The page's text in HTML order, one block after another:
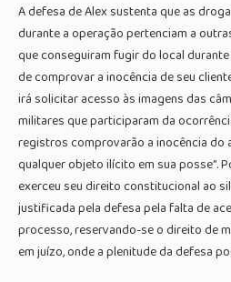
A defesa de Alex sustenta que as
durante a operação pertenciam a
que conseguiram fugir do local
de comprovar a inocência de seu
irá solicitar acesso às imagens das
militares que participaram da
registros comprovarão a inocência do
qualquer objeto ilícito em sua posse”.
exerceu seu direito constitucional ao
justificada pela defesa pela falta de
processo, reservando-se o direito de
em juízo, onde a plenitude da defesa